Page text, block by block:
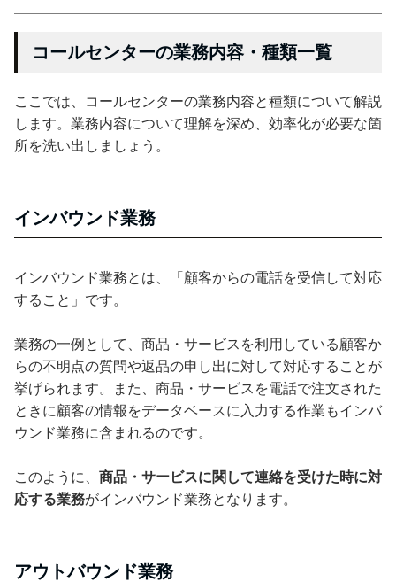
コールセンターの業務内容・種類一覧
ここでは、コールセンターの業務内容と種類について解説
します。業務内容について理解を深め、効率化が必要な箇
所を洗い出しましょう。
インバウンド業務
インバウンド業務とは、「顧客からの電話を受信して対応
すること」です。
業務の一例として、商品・サービスを利用している顧客か
らの不明点の質問や返品の申し出に対して対応することが
挙げられます。また、商品・サービスを電話で注文された
ときに顧客の情報をデータベースに入力する作業もインバ
ウンド業務に含まれるのです。
このように、 商品・サービスに関して連絡を受けた時に対
応する業務がインバウンド業務となります。
アウトバウンド業務